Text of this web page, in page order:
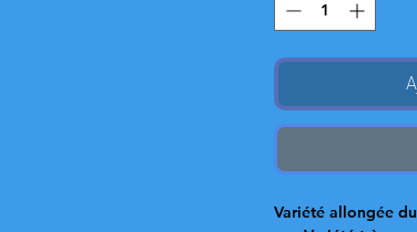
Variété allongée